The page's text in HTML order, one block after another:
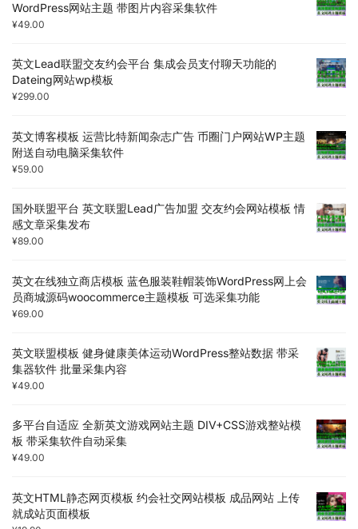
WordPress网站主题 带图片内容采集软件
¥49.00
英文Lead联盟交友约会平台 集成会员支付聊天功能的
Dateing网站wp模板
¥299.00
英文博客模板 运营比特新闻杂志广告 币圈门户网站WP主题
附送自动电脑采集软件
¥59.00
国外联盟平台 英文联盟Lead广告加盟 交友约会网站模板 情
感文章采集发布
¥89.00
英文在线独立商店模板 蓝色服装鞋帽装饰WordPress网上会
员商城源码woocommerce主题模板 可选采集功能
¥69.00
英文联盟模板 健身健康美体运动WordPress整站数据 带采
集器软件 批量采集内容
¥49.00
多平台自适应 全新英文游戏网站主题 DIV+CSS游戏整站模
板 带采集软件自动采集
¥49.00
英文HTML静态网页模板 约会社交网站模板 成品网站 上传
就成站页面模板